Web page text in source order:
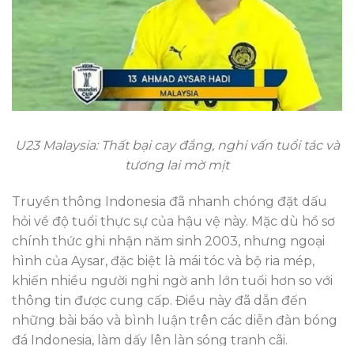
U23 Malaysia: Thất bại cay đắng, nghi vấn tuổi tác và
tương lai mờ mịt
Truyền thông Indonesia đã nhanh chóng đặt dấu
hỏi về độ tuổi thực sự của hậu vệ này. Mặc dù hồ sơ
chính thức ghi nhận năm sinh 2003, nhưng ngoại
hình của Aysar, đặc biệt là mái tóc và bộ ria mép,
khiến nhiều người nghi ngờ anh lớn tuổi hơn so với
thông tin được cung cấp. Điều này đã dẫn đến
những bài báo và bình luận trên các diễn đàn bóng
đá Indonesia, làm dấy lên làn sóng tranh cãi.